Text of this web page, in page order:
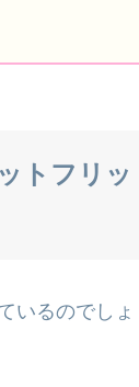
トフリッ
いるのでしょ